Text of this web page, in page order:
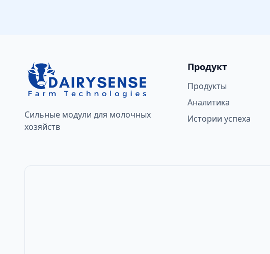
Сильные модули для молочных
хозяйств
Продукт
Продукты
Аналитика
Истории успеха